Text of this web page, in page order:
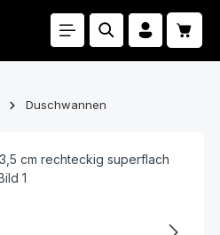
Duschwannen